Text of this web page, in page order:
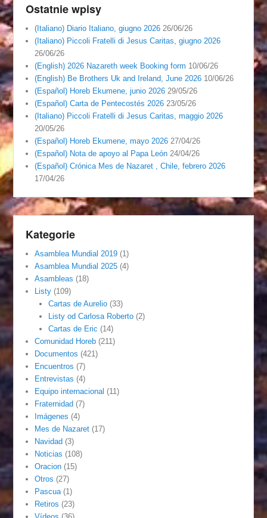
Ostatnie wpisy
(Italiano) Diario Italiano, giugno 2026 26/06/26
(Italiano) Piccoli Fratelli di Jesus Caritas, giugno 2026
26/06/26
(English) 2026 Nazareth week Booking form 10/06/26
(English) Be Brothers Uk and Ireland, June 2026 10/06/26
(Español) Horeb Ekumene, junio 2026 29/05/26
(Español) Carta de Pentecostés 2026 23/05/26
(Italiano) Piccoli Fratelli di Jesus Caritas, maggio 2026
20/05/26
(Español) Horeb Ekumene, mayo 2026 27/04/26
(Español) Nota de apoyo al Papa León 24/04/26
(Español) Crónica Mes de Nazaret , Chile, febrero 2026
17/04/26
Kategorie
Asamblea Mundial 2019 (1)
Asamblea Mundial 2025 (4)
Asambleas (18)
Listy (109)
Cartas de Aurelio(33)
Listy od Carlosa Roberto(2)
Cartas de Eric (14)
Comunidad Horeb (211)
Documentos (421)
Encuentros (7)
Entrevistas (4)
Equipo internacional (11)
Fraternidad (7)
Imágenes (4)
Mes de Nazaret (17)
Navidad (3)
Noticias (108)
Oracion (15)
Otros (27)
Pascua (1)
Retiros (23)